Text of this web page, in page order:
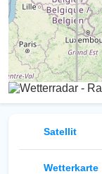
Satellit
Wetterkarte